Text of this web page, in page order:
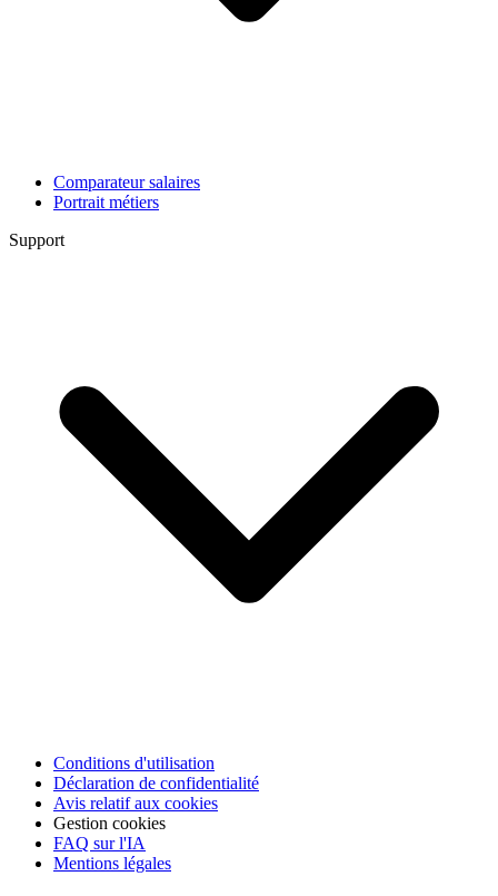
Comparateur salaires
Portrait métiers
Support
Conditions d'utilisation
Déclaration de confidentialité
Avis relatif aux cookies
Gestion cookies
FAQ sur l'IA
Mentions légales